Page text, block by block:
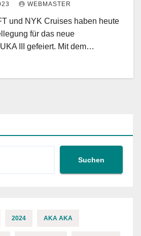
WEBMASTER
und NYK Cruises haben heute
für das neue
III gefeiert. Mit dem…
Suchen
2024 AKA AKA